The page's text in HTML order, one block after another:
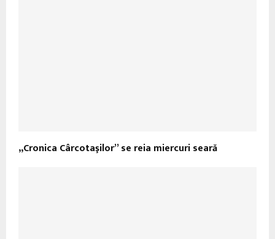
„Cronica Cârcotaşilor” se reia miercuri seară